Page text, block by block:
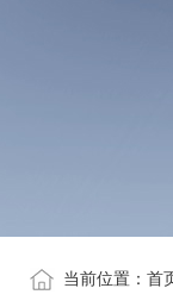
当前位置： 首